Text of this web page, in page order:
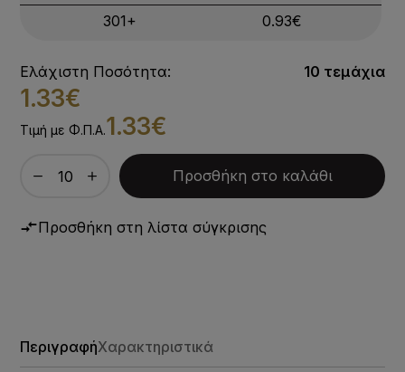
301+
0.93€
Ελάχιστη Ποσότητα: 10 τεμάχια
1.33€
Τιμή με Φ.Π.Α.1.33€
Προσθήκη στο καλάθι
Προσθήκη στη λίστα σύγκρισης
ΠεριγραφήΧαρακτηριστικά